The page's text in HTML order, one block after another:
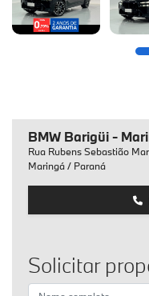
BMW Barigüi -
Rua Rubens Sebastião
Maringá / Paraná
Solicitar